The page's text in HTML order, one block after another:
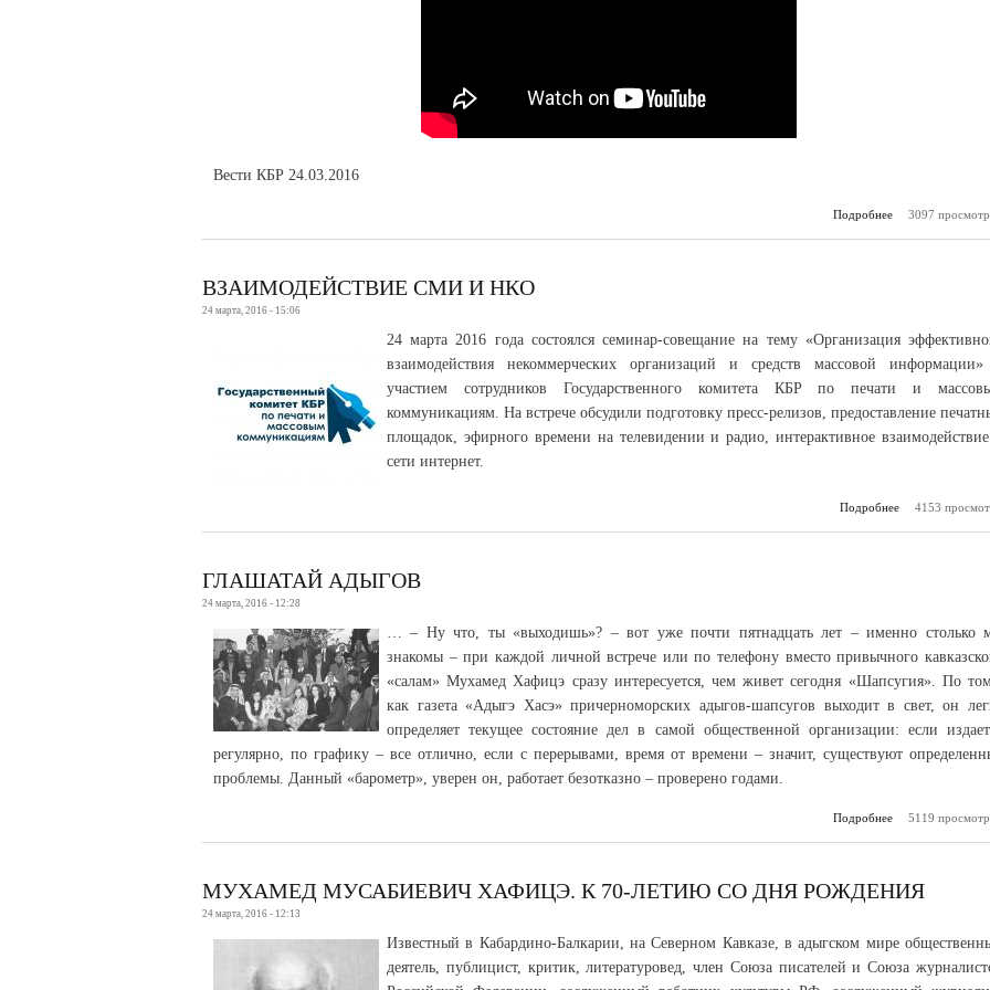
Вести КБР 24.03.2016
Подробнее
о Семинар-
3097
ВЗАИМОДЕЙСТВИЕ СМИ И НКО
24 марта, 2016 - 15:06
24 марта 2016 года состоялся семинар-совещание на тему «Организация
взаимодействия некоммерческих организаций и средств массовой
участием сотрудников Государственного комитета КБР по печати и
коммуникациям. На встрече обсудили подготовку пресс-релизов, предоставление
площадок, эфирного времени на телевидении и радио, интерактивное
сети интернет.
Подробнее
о4153
ГЛАШАТАЙ АДЫГОВ
24 марта, 2016 - 12:28
… – Ну что, ты «выходишь»? – вот уже почти пятнадцать лет – именно столько
знакомы – при каждой личной встрече или по телефону вместо привычного
«салам» Мухамед Хафицэ сразу интересуется, чем живет сегодня «Шапсугия». По
как газета «Адыгэ Хасэ» причерноморских адыгов-шапсугов выходит в свет, он
определяет текущее состояние дел в самой общественной организации: если
регулярно, по графику – все отлично, если с перерывами, время от времени – значит, существуют
проблемы. Данный «барометр», уверен он, работает безотказно – проверено годами.
Подробнее о ГЛАШАТАЙ
5119
МУХАМЕД МУСАБИЕВИЧ ХАФИЦЭ. К 70-ЛЕТИЮ СО ДНЯ РОЖДЕНИЯ
24 марта, 2016 - 12:13
Известный в Кабардино-Балкарии, на Северном Кавказе, в адыгском мире
деятель, публицист, критик, литературовед, член Союза писателей и Союза